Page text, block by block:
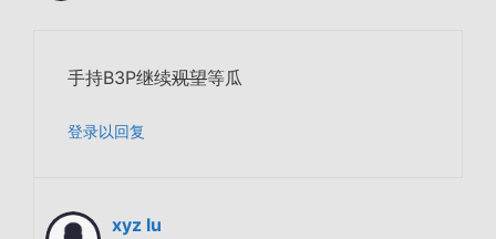
手持B3P继续观望等瓜
登录以回复
xyz lu